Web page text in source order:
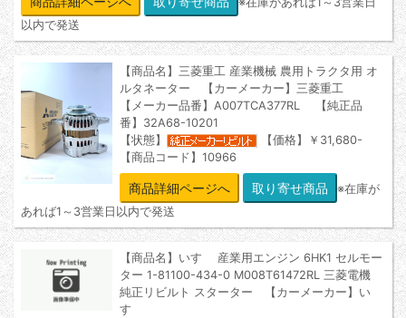
以内で発送
【商品名】三菱重工 産業機械 農用トラクタ用 オ
ルタネーター 【カーメーカー】三菱重工
【メーカー品番】A007TCA377RL 【純正品
番】32A68-10201
【状態】
【価格】￥31,680-
【商品コード】10966
商品詳細ページへ
※在庫が
あれば1～3営業日以内で発送
【商品名】いすゞ 産業用エンジン 6HK1 セルモー
ター 1-81100-434-0 M008T61472RL 三菱電機
純正リビルト スターター 【カーメーカー】い
すゞ